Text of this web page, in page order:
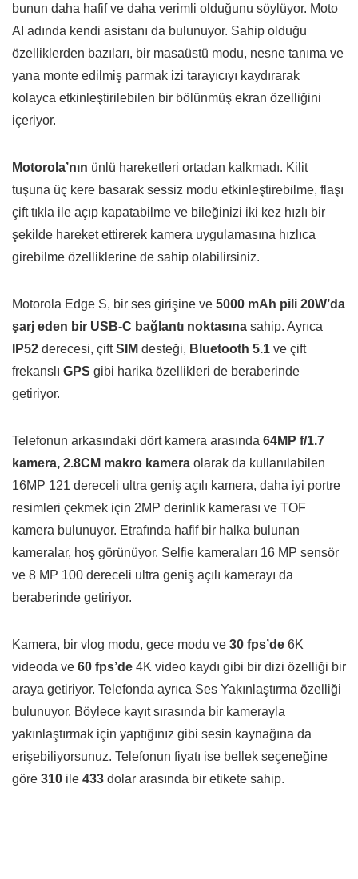
bunun daha hafif ve daha verimli olduğunu söylüyor. Moto
AI adında kendi asistanı da bulunuyor. Sahip olduğu
özelliklerden bazıları, bir masaüstü modu, nesne tanıma ve
yana monte edilmiş parmak izi tarayıcıyı kaydırarak
kolayca etkinleştirilebilen bir bölünmüş ekran özelliğini
içeriyor.
Motorola’nın ünlü hareketleri ortadan kalkmadı. Kilit
tuşuna üç kere basarak sessiz modu etkinleştirebilme, flaşı
çift tıkla ile açıp kapatabilme ve bileğinizi iki kez hızlı bir
şekilde hareket ettirerek kamera uygulamasına hızlıca
girebilme özelliklerine de sahip olabilirsiniz.
Motorola Edge S, bir ses girişine ve 5000 mAh pili 20W’da
şarj eden bir USB-C bağlantı noktasına sahip. Ayrıca
IP52 derecesi, çiftSIM desteği, Bluetooth 5.1 ve çift
frekanslı GPS gibi harika özellikleri de beraberinde
getiriyor.
Telefonun arkasındaki dört kamera arasında 64MP f/1.7
kamera, 2.8CM makro kamera olarak da kullanılabilen
16MP 121 dereceli ultra geniş açılı kamera, daha iyi portre
resimleri çekmek için 2MP derinlik kamerası ve TOF
kamera bulunuyor. Etrafında hafif bir halka bulunan
kameralar, hoş görünüyor. Selfie kameraları 16 MP sensör
ve 8 MP 100 dereceli ultra geniş açılı kamerayı da
beraberinde getiriyor.
Kamera, bir vlog modu, gece modu ve 30 fps’de 6K
videoda ve 60 fps’de 4K video kaydı gibi bir dizi özelliği bir
araya getiriyor. Telefonda ayrıca Ses Yakınlaştırma özelliği
bulunuyor. Böylece kayıt sırasında bir kamerayla
yakınlaştırmak için yaptığınız gibi sesin kaynağına da
erişebiliyorsunuz. Telefonun fiyatı ise bellek seçeneğine
göre 310 ile 433 dolar arasında bir etikete sahip.